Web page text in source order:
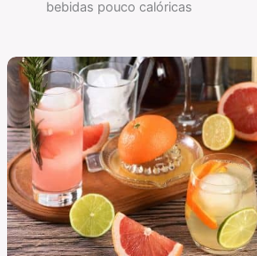
bebidas pouco calóricas
Drinks
sem
álcool
e
pouco
calóricos